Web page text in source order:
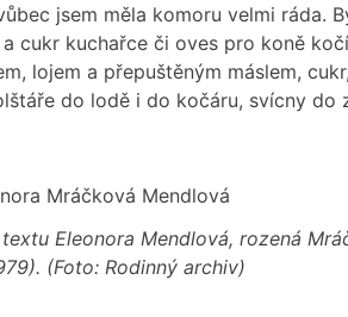
jsem měla komoru velmi ráda.
cukr kuchařce či oves pro koně
lojem a přepuštěným máslem,
do lodě i do kočáru, svícny do
Eleonora Mendlová, rozená
(Foto: Rodinný archiv)